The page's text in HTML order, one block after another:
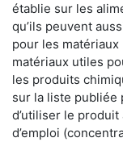
établie sur les
qu’ils peuvent
pour les
matériaux utiles
les produits
sur la liste publiée
d’utiliser le
d’emploi